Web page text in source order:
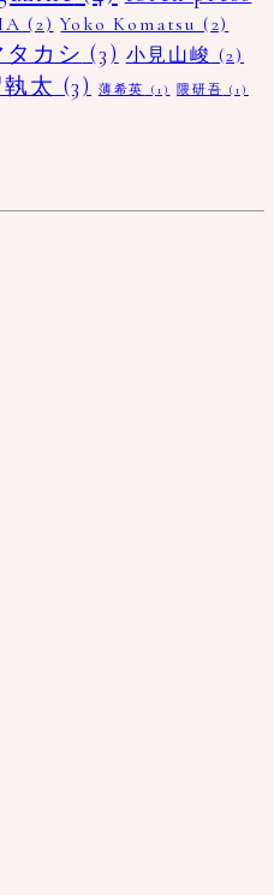
(2) Yoko Komatsu (2)
タカシ (3) 小見山峻 (2)
太 (3) 薄希英 (1) 隈研吾 (1)